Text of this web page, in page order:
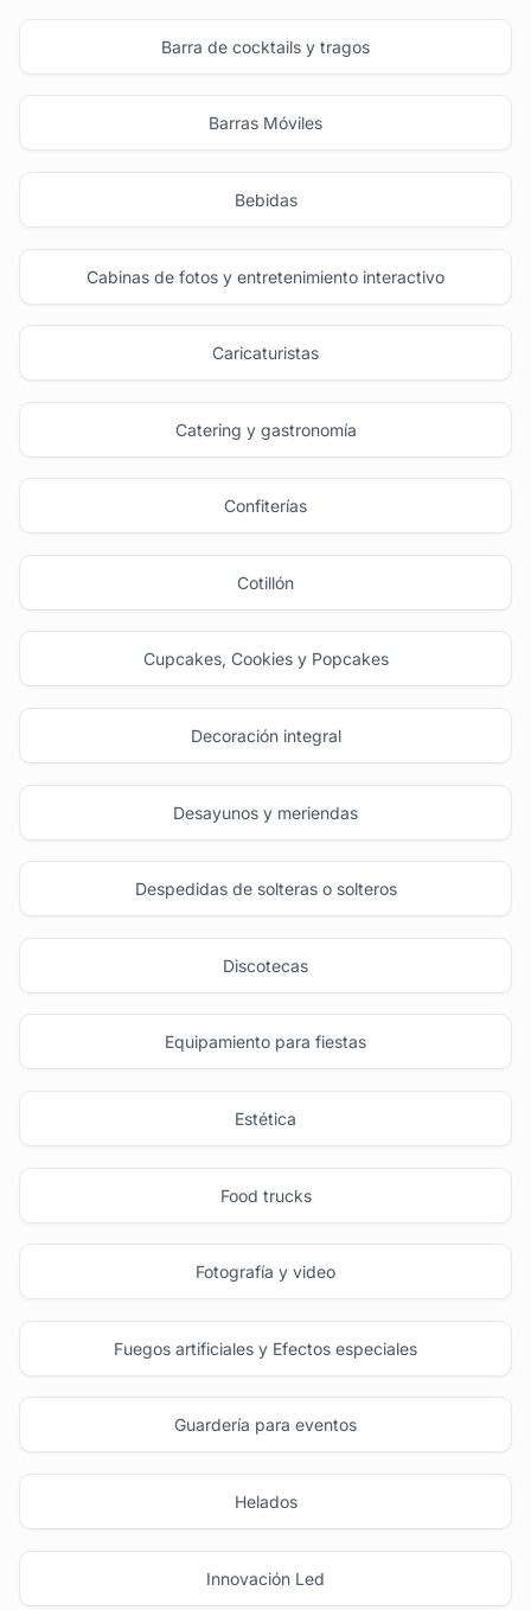
Barra de cocktails y tragos
Barras Móviles
Bebidas
Cabinas de fotos y entretenimiento interactivo
Caricaturistas
Catering y gastronomía
Confiterías
Cotillón
Cupcakes, Cookies y Popcakes
Decoración integral
Desayunos y meriendas
Despedidas de solteras o solteros
Discotecas
Equipamiento para fiestas
Estética
Food trucks
Fotografía y video
Fuegos artificiales y Efectos especiales
Guardería para eventos
Helados
Innovación Led